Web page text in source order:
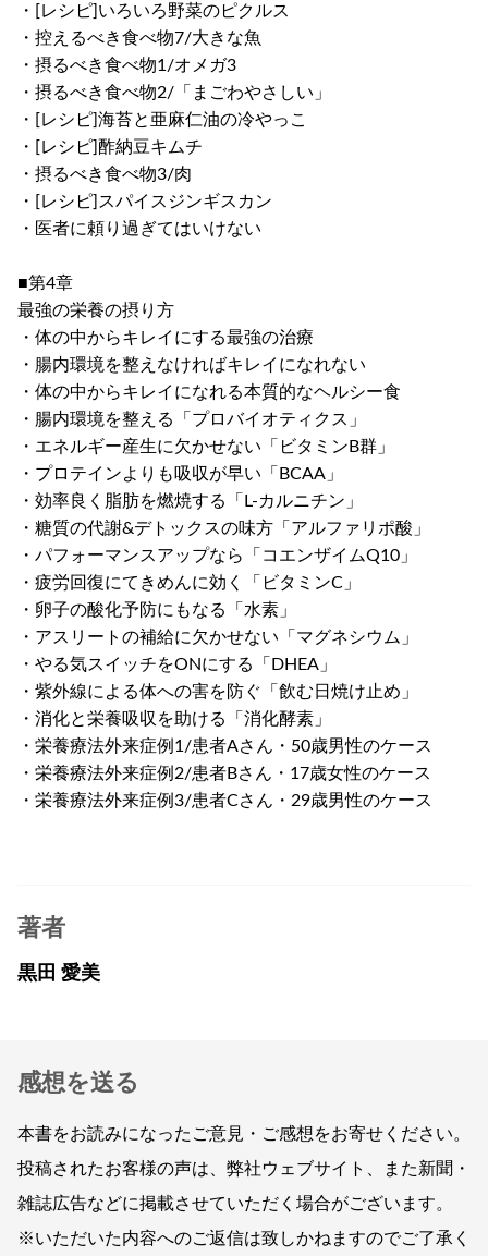
・[レシピ]いろいろ野菜のピクルス
・控えるべき食べ物7/大きな魚
・摂るべき食べ物1/オメガ3
・摂るべき食べ物2/「まごわやさしい」
・[レシピ]海苔と亜麻仁油の冷やっこ
・[レシピ]酢納豆キムチ
・摂るべき食べ物3/肉
・[レシピ]スパイスジンギスカン
・医者に頼り過ぎてはいけない
■第4章
最強の栄養の摂り方
・体の中からキレイにする最強の治療
・腸内環境を整えなければキレイになれない
・体の中からキレイになれる本質的なヘルシー食
・腸内環境を整える「プロバイオティクス」
・エネルギー産生に欠かせない「ビタミンB群」
・プロテインよりも吸収が早い「BCAA」
・効率良く脂肪を燃焼する「L-カルニチン」
・糖質の代謝&デトックスの味方「アルファリポ酸」
・パフォーマンスアップなら「コエンザイムQ10」
・疲労回復にてきめんに効く「ビタミンC」
・卵子の酸化予防にもなる「水素」
・アスリートの補給に欠かせない「マグネシウム」
・やる気スイッチをONにする「DHEA」
・紫外線による体への害を防ぐ「飲む日焼け止め」
・消化と栄養吸収を助ける「消化酵素」
・栄養療法外来症例1/患者Aさん・50歳男性のケース
・栄養療法外来症例2/患者Bさん・17歳女性のケース
・栄養療法外来症例3/患者Cさん・29歳男性のケース
著者
黒田 愛美
感想を送る
本書をお読みになったご意見・ご感想をお寄せください。
投稿されたお客様の声は、弊社ウェブサイト、また新聞・
雑誌広告などに掲載させていただく場合がございます。
※いただいた内容へのご返信は致しかねますのでご了承く